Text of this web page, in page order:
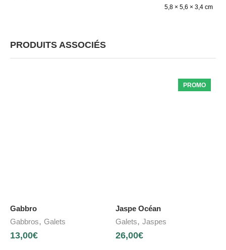
5,8 × 5,6 × 3,4 cm
PRODUITS ASSOCIÉS
Gabbro
Gabbros, Galets
13,00€
PROMO
Jaspe Océan
Galets, Jaspes
26,00€